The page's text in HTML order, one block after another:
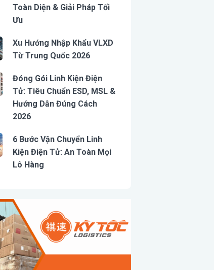
Toàn Diện & Giải Pháp Tối
Ưu
Xu Hướng Nhập Khẩu VLXD
Từ Trung Quốc 2026
Đóng Gói Linh Kiện Điện
Tử: Tiêu Chuẩn ESD, MSL &
Hướng Dẫn Đúng Cách
2026
6 Bước Vận Chuyển Linh
Kiện Điện Tử: An Toàn Mọi
Lô Hàng